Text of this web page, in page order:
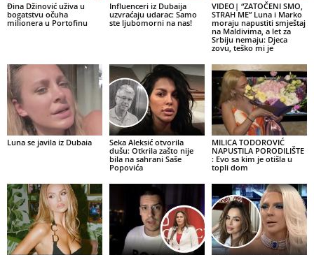
Đina Džinović uživa u
bogatstvu očuha
milionera u Portofinu
Influenceri iz Dubaija
uzvraćaju udarac: Samo
ste ljubomorni na nas!
VIDEO| “ZATOČENI SMO,
STRAH ME” Luna i Marko
moraju napustiti smještaj
na Maldivima, a let za
Srbiju nemaju: Djeca
zovu, teško mi je
Luna se javila iz Dubaia
Seka Aleksić otvorila
dušu: Otkrila zašto nije
bila na sahrani Saše
Popovića
MILICA TODOROVIĆ
NAPUSTILA PORODILIŠTE
: Evo sa kim je otišla u
topli dom